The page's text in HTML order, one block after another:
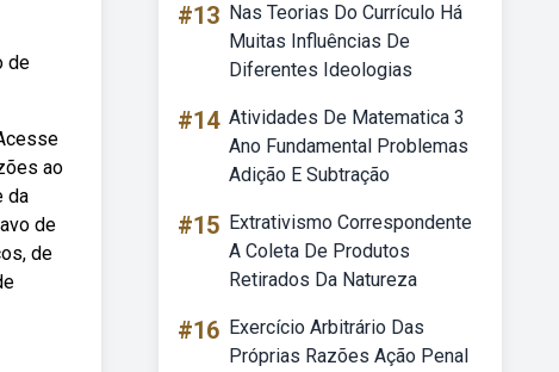
de
ao
da
de
de
#13 Nas Teorias Do Currículo Há
Muitas Influências De
Diferentes Ideologias
#14 Atividades De Matematica 3
Ano Fundamental Problemas
Adição E Subtração
#15 Extrativismo Correspondente
A Coleta De Produtos
Retirados Da Natureza
#16 Exercício Arbitrário Das
Próprias Razões Ação Penal